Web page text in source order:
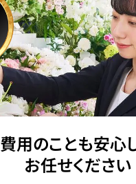
費用のことも安心
お任せください